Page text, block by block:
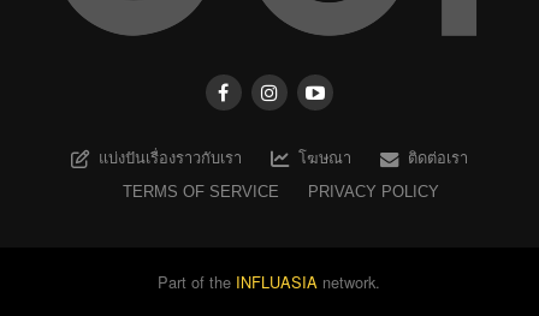
แบ่งปันเรื่องราวกับเรา โฆษณา
ติดต่อเรา
TERMS OF SERVICE
PRIVACY POLICY
Part of the INFLUASIA network.